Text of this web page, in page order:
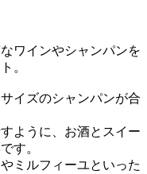
ワインやシャンパンを
。
イズのシャンパンが合
ように、お酒とスイー
す。
ミルフィーユといった